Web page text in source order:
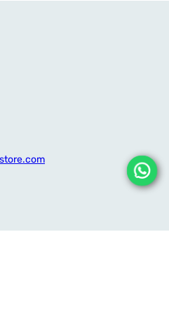
priorizan elegancia
zapatos casuales aquí